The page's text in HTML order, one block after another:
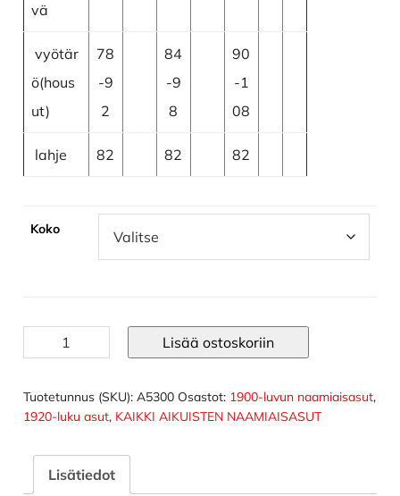
vä
vyötär
ö(hous
ut)
78
-9
2
84
-9
8
90
-1
08
lahje 82 82 82
Koko
Gangsteri
liiviasu
Lisää ostoskoriin
Tuotetunnus (SKU): A5300 Osastot: 1900-luvun naamiaisasut,
1920-luku asut, KAIKKI AIKUISTEN NAAMIAISASUT
Lisätiedot